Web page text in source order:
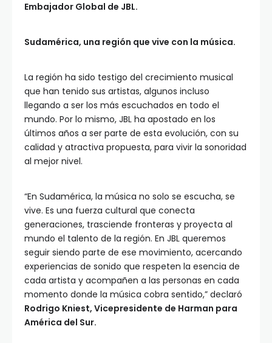
Embajador Global de JBL.
Sudamérica, una región que vive con la música.
La región ha sido testigo del crecimiento musical
que han tenido sus artistas, algunos incluso
llegando a ser los más escuchados en todo el
mundo. Por lo mismo, JBL ha apostado en los
últimos años a ser parte de esta evolución, con su
calidad y atractiva propuesta, para vivir la sonoridad
al mejor nivel.
“En Sudamérica, la música no solo se escucha, se
vive. Es una fuerza cultural que conecta
generaciones, trasciende fronteras y proyecta al
mundo el talento de la región. En JBL queremos
seguir siendo parte de ese movimiento, acercando
experiencias de sonido que respeten la esencia de
cada artista y acompañen a las personas en cada
momento donde la música cobra sentido,” declaró
Rodrigo Kniest, Vicepresidente de Harman para
América del Sur.